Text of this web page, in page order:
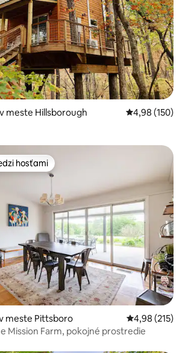
meste Hillsborough Priemerné
4,98 (150)
medzi hosťami
hosťami
meste Pittsboro Priemerné
4,98 (215)
Mission Farm, pokojné prostredie